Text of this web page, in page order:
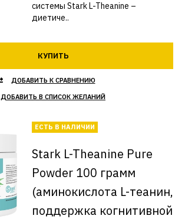
системы Stark L-Theanine –
диетиче..
КУПИТЬ
ДОБАВИТЬ К СРАВНЕНИЮ
ДОБАВИТЬ В СПИСОК ЖЕЛАНИЙ
ЕСТЬ В НАЛИЧИИ
Stark L-Theanine Pure
Powder 100 грамм
(аминокислота L-теанин,
поддержка когнитивной